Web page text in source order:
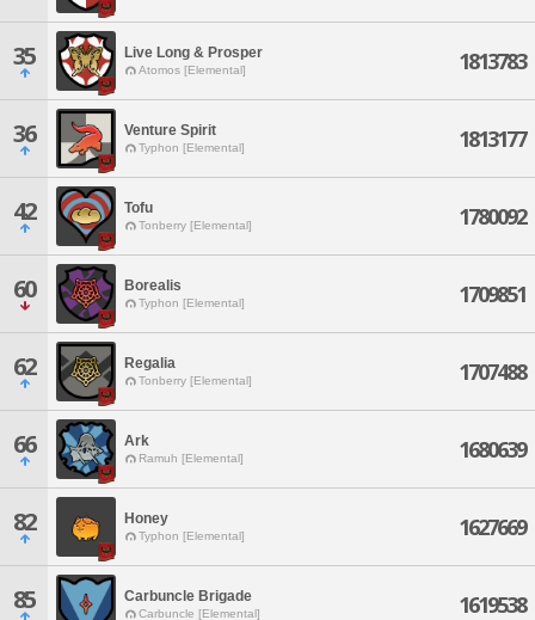
35 Live Long & Prosper
Atomos [Elemental] 1813783
36 Venture Spirit
Typhon [Elemental] 1813177
42 Tofu
Tonberry [Elemental] 1780092
60 Borealis
Typhon [Elemental] 1709851
62 Regalia
Tonberry [Elemental] 1707488
66 Ark
Ramuh [Elemental] 1680639
82 Honey
Typhon [Elemental] 1627669
85 Carbuncle Brigade
Carbuncle [Elemental] 1619538